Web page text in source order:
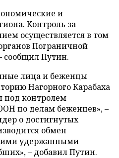
и
Контроль за
осуществляется в том
Пограничной
сообщил Путин.
лица и беженцы
Нагорного Карабаха
контролем
по делам беженцев», –
о достигнутых
обмен
удержанными
– добавил Путин.